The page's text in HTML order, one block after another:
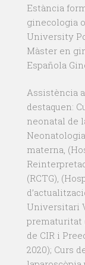
Estància
ginecologia
University
Màster en
Española
Assistència
destaquen:
neonatal de
materna,
(RCTG),
Universitari
prematuritat
de CIR i
2020); Curs